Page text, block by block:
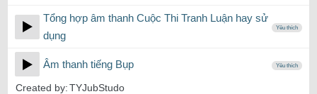
Tổng hợp âm thanh Cuộc Thi Tranh Luận hay sử
dụng
Yêu thích
Âm thanh tiếng Bụp Yêu thích
Created by:TYJubStudo